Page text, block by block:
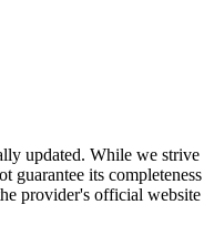
updated. While we strive
guarantee its completeness
provider's official website